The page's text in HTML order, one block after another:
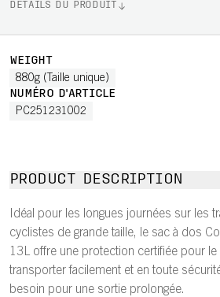
DÉTAILS DU PRODUIT
WEIGHT
880g (Taille unique)
NUMÉRO D'ARTICLE
PC251231002
PRODUCT DESCRIPTION
Idéal pour les longues journées sur les
cyclistes de grande taille, le sac à dos
13L offre une protection certifiée pour
transporter facilement et en toute
besoin pour une sortie prolongée.